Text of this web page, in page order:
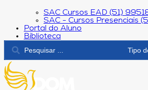
SAC Cursos EAD (51)
SAC - Cursos Presenciais
Portal do Aluno
Biblioteca